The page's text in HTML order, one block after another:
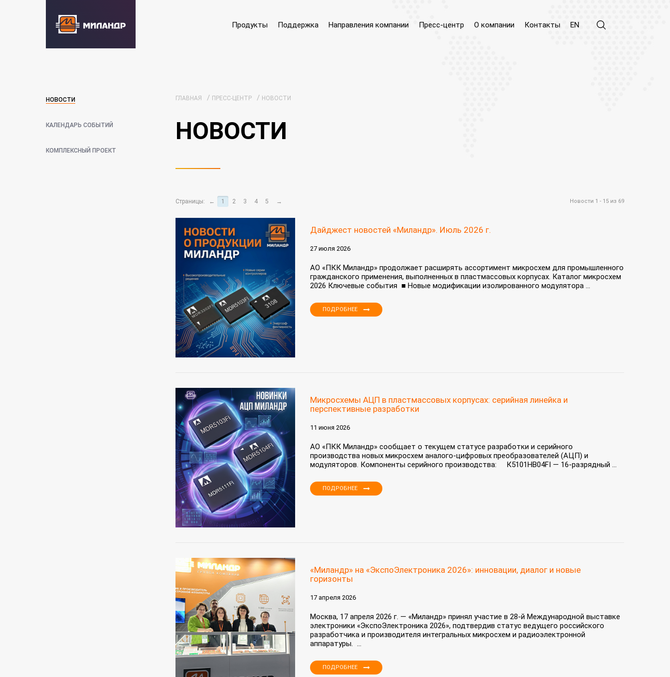
Продукты Поддержка Направления компании Пресс-центр О компании Контакты EN
НОВОСТИ
КАЛЕНДАРЬ СОБЫТИЙ
КОМПЛЕКСНЫЙ ПРОЕКТ
ГЛАВНАЯ / ПРЕСС-ЦЕНТР / НОВОСТИ
НОВОСТИ
Новости 1 - 15 из 69
Страницы: ← 1 2 3 4 5 →
Дайджест новостей «Миландр». Июль 2026 г.
27 июля 2026
АО «ПКК Миландр» продолжает расширять ассортимент микросхем для промышленного
гражданского применения, выполненных в пластмассовых корпусах. Каталог микросхем
2026 Ключевые события ■ Новые модификации изолированного модулятора ...
ПОДРОБНЕЕ
Микросхемы АЦП в пластмассовых корпусах: серийная линейка и
перспективные разработки
11 июня 2026
АО «ПКК Миландр» сообщает о текущем статусе разработки и серийного
производства новых микросхем аналого‑цифровых преобразователей (АЦП) и
модуляторов. Компоненты серийного производства: К5101НВ04FI — 16‑разрядный ...
ПОДРОБНЕЕ
«Миландр» на «ЭкспоЭлектроника 2026»: инновации, диалог и новые
горизонты
17 апреля 2026
Москва, 17 апреля 2026 г. — «Миландр» принял участие в 28-й Международной выставке
электроники «ЭкспоЭлектроника 2026», подтвердив статус ведущего российского
разработчика и производителя интегральных микросхем и радиоэлектронной
аппаратуры. ...
ПОДРОБНЕЕ